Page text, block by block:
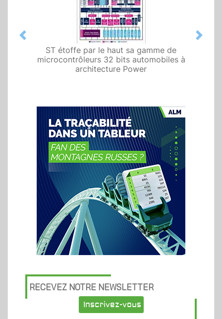
ST étoffe par le haut sa gamme de
microcontrôleurs 32 bits automobiles à
architecture Power
Previous Next
RECEVEZ NOTRE NEWSLETTER
Inscrivez-vous